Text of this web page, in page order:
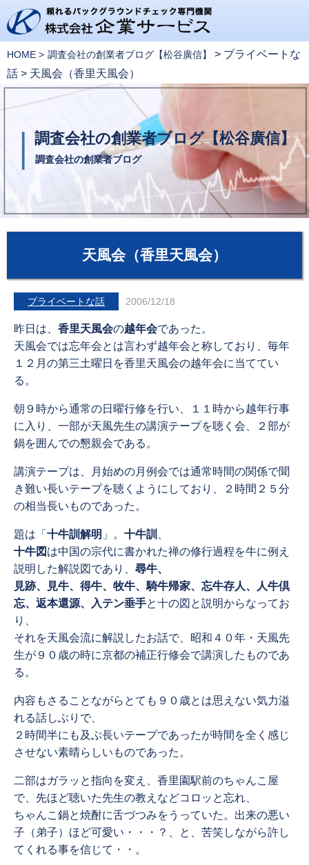
HOME 調査会社の創業者ブログ【松谷廣信】 > プライベートな
話 > 天風会（香里天風会）
調査会社の創業者ブログ【松谷廣信】
調査会社の創業者ブログ
天風会（香里天風会）
プライベートな話 2006/12/18
昨日は、 香里天風会の越年会であった。
天風会では忘年会とは言わず越年会と称しており、毎年
１２月の第三土曜日を香里天風会の越年会に当ててい
る。
朝９時から通常の日曜行修を行い、１１時から越年行事
に入り、一部が天風先生の講演テープを聴く会、２部が
鍋を囲んでの懇親会である。
講演テープは、月始めの月例会では通常時間の関係で聞
き難い長いテープを聴くようにしており、２時間２５分
の相当長いものであった。
題は「 十牛訓解明 」。 十牛訓
十牛図 は中国の宗代に書かれた禅の修行過程を牛に例え
説明した解説図であり、 尋牛、
見跡、見牛、得牛、牧牛、騎牛帰家、忘牛存人、人牛倶
忘、返本還源、入テン垂手と十の図と説明からなってお
り、
それを天風会流に解説したお話で、昭和４０年・天風先
生が９０歳の時に京都の補正行修会で講演したものであ
る。
内容もさることながらとても９０歳とは思えない気力溢
れる話しぶりで、
２時間半にも及ぶ長いテープであったが時間を全く感じ
させない素晴らしいものであった。
二部はガラッと指向を変え、香里園駅前のちゃんこ屋
で、先ほど聴いた先生の教えなどコロッと忘れ、
ちゃんこ鍋と焼酎に舌づつみをうっていた。出来の悪い
子（弟子）ほど可愛い・・・？、と、苦笑しながら許し
てくれる事を信じて・・。